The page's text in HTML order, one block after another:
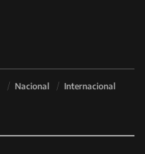
Nacional Internacional